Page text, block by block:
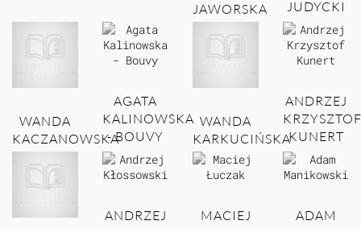
JAWORSKA
JUDYCKI
WANDA
KACZANOWSKA
AGATA
KALINOWSKA
- BOUVY
WANDA
KARKUCIŃSKA
ANDRZEJ
KRZYSZTOF
KUNERT
ANDRZEJ
MACIEJ
ADAM